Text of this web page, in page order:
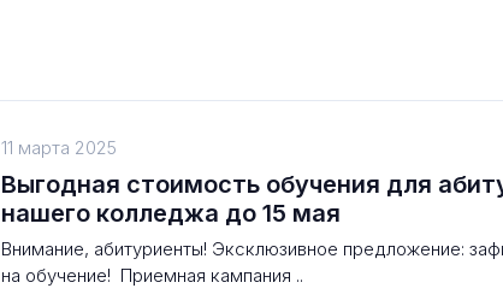
11 марта 2025
Выгодная стоимость обучения для
нашего колледжа до 15 мая
Внимание, абитуриенты! Эксклюзивное предложение:
на обучение! Приемная кампания ..